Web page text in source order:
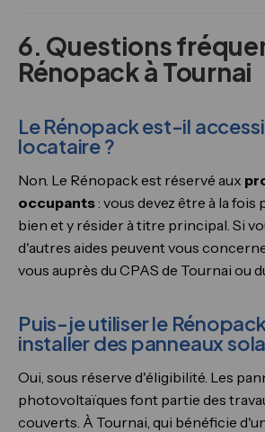
6. Questions
Rénopack à Tournai
Le Rénopack est-il
locataire ?
Non. Le Rénopack est réservé aux
occupants: vous devez être à la
bien et y résider à titre principal. Si
d'autres aides peuvent vous
vous auprès du CPAS de Tournai ou
Puis-je utiliser le
installer des panneaux
Oui, sous réserve d'éligibilité. Les
photovoltaïques font partie des
couverts. À Tournai, qui bénéficie